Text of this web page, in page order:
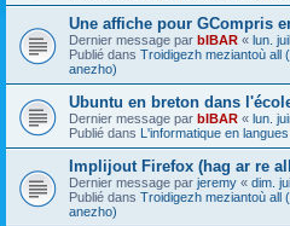
Une affiche pour GCompris
Dernier message par bIBAR « lun.
Publié dans Troidigezh meziantoù all
anezho)
Ubuntu en breton dans
Dernier message par bIBAR « lun.
Publié dans L'informatique en
Implijout Firefox (hag ar re
Dernier message par jeremy « dim.
Publié dans Troidigezh meziantoù all
anezho)